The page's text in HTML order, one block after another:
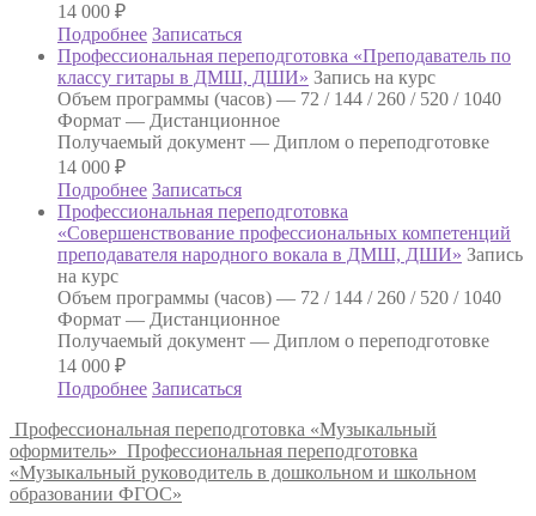
14 000 ₽
Подробнее Записаться
Профессиональная переподготовка «Преподаватель по
классу гитары в ДМШ, ДШИ» Запись на курс
Объем программы (часов) — 72 / 144 / 260 / 520 / 1040
Формат — Дистанционное
Получаемый документ — Диплом о переподготовке
14 000 ₽
Подробнее Записаться
Профессиональная переподготовка
«Совершенствование профессиональных компетенций
преподавателя народного вокала в ДМШ, ДШИ» Запись
на курс
Объем программы (часов) — 72 / 144 / 260 / 520 / 1040
Формат — Дистанционное
Получаемый документ — Диплом о переподготовке
14 000 ₽
Подробнее Записаться
Профессиональная переподготовка «Музыкальный
оформитель» Профессиональная переподготовка
«Музыкальный руководитель в дошкольном и школьном
образовании ФГОС»